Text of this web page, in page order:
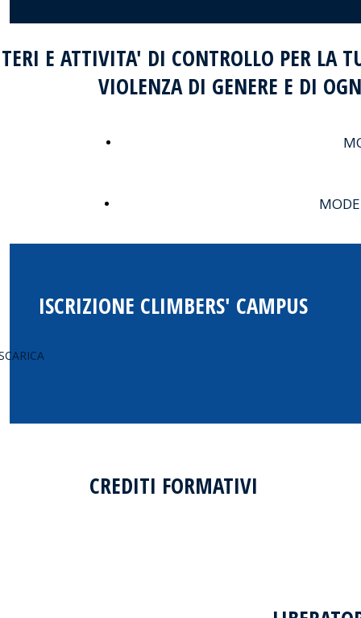
E ATTIVITA' DI CONTROLLO PER LA
VIOLENZA DI GENERE E DI
ISCRIZIONE CLIMBERS' CAMPUS
CREDITI FORMATIVI